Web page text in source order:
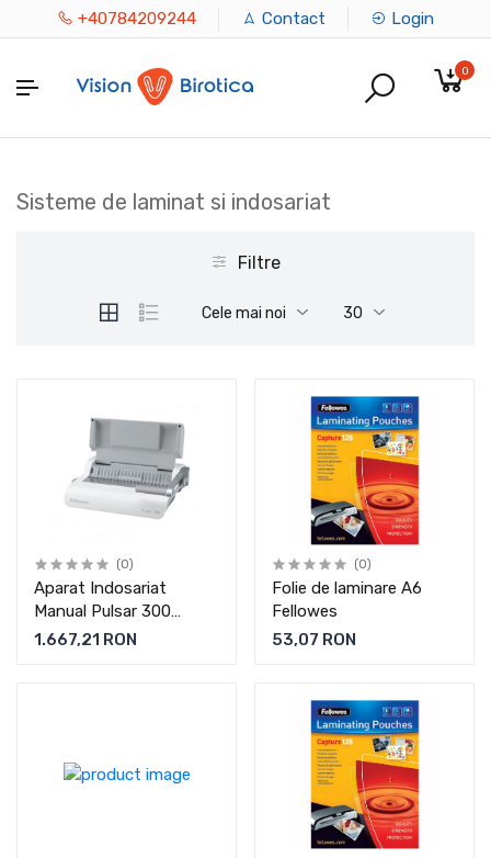
+40784209244 Contact Login
0
Sisteme de laminat si indosariat
Filtre
Cele mai noi 30
(0)
Aparat Indosariat
Manual Pulsar 300
Fellowes
1.667,21 RON
(0)
Folie de laminare A6
Fellowes
53,07 RON